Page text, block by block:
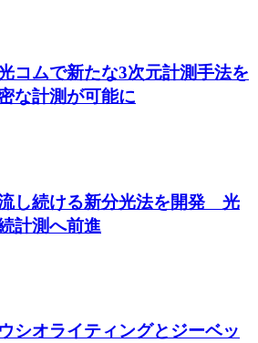
コムで新たな3次元計測手法を
な計測が可能に
し続ける新分光法を開発 光
計測へ前進
シオライティングとジーベッ